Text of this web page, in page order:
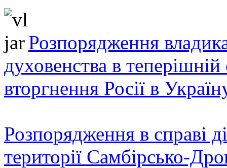
Розпорядження
духовенства в теперішній
вторгнення Росії в
Розпорядження в справі
території Самбірсько-